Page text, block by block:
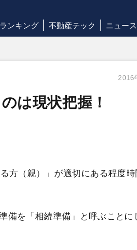
ランキング 不動産テック ニュー
2016
は現状把握！
方（親）」が適切にある程度
備を「相続準備」と呼ぶことに